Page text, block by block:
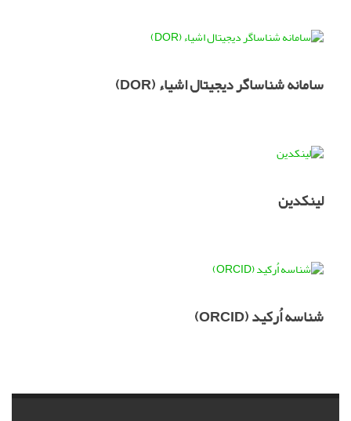
سامانه شناساگر دیجیتال اشیاء (DOR)
لینکدین
شناسه اُرکید (ORCID)